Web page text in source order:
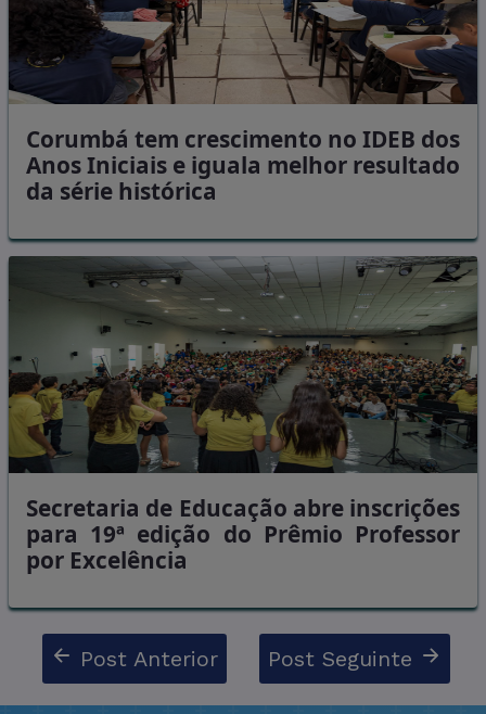
Corumbá tem crescimento no IDEB dos
Anos Iniciais e iguala melhor resultado
da série histórica
Secretaria de Educação abre inscrições
para 19ª edição do Prêmio Professor
por Excelência
Post Anterior Post Seguinte